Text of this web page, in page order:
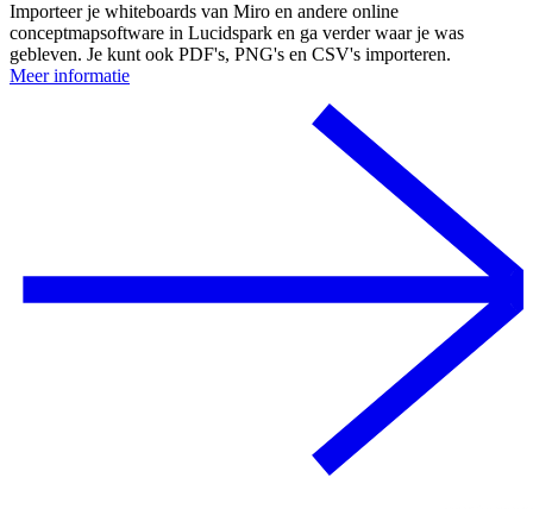
Importeer je whiteboards van Miro en andere online
conceptmapsoftware in Lucidspark en ga verder waar je was
gebleven. Je kunt ook PDF's, PNG's en CSV's importeren.
Meer informatie